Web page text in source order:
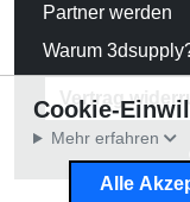
Partner werden
Warum
Vertrag
Cookie-
Mehr erfahren
Alle